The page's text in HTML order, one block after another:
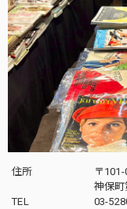
住所
〒
神保
TEL
03-